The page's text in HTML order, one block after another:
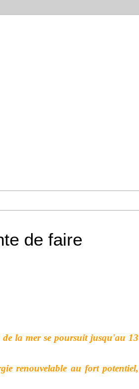
de faire
la mer se poursuit jusqu'au 13
renouvelable au fort potentiel,